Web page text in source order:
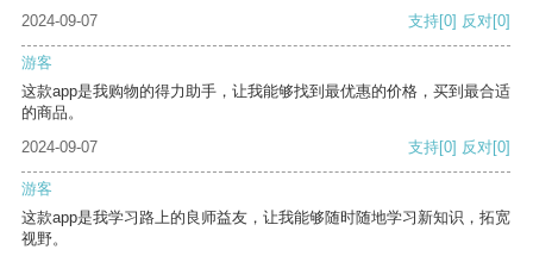
2024-09-07 支持[0] 反对[0]
游客
这款app是我购物的得力助手，让我能够找到最优惠的价格，买到最合适
的商品。
2024-09-07
支持[0] 反对[0]
游客
这款app是我学习路上的良师益友，让我能够随时随地学习新知识，拓宽
视野。